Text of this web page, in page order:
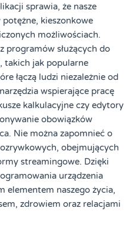
sprawia, że nasze
potężne, kieszonkowe
możliwościach.
programów służących do
takich jak popularne
łączą ludzi niezależnie od
wspierające pracę
kalkulacyjne czy edytory
obowiązków
Nie można zapomnieć o
obejmujących
streamingowe. Dzięki
urządzenia
elementem naszego życia,
zdrowiem oraz relacjami